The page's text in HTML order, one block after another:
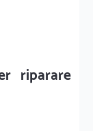
riparare